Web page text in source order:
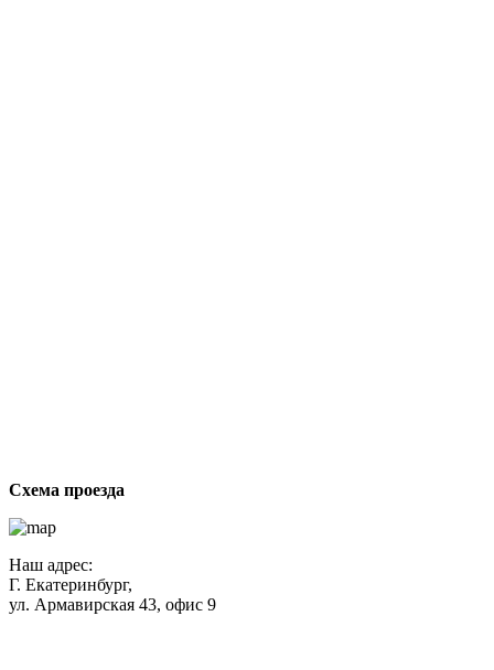
Схема проезда
Наш адрес:
Г. Екатеринбург,
ул. Армавирская 43, офис 9